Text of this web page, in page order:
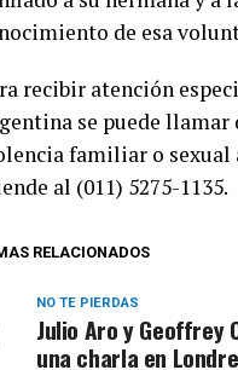
de esa
recibir atención
se puede llamar
familiar o sexual
al (011) 5275-1135.
RELACIONADOS
NO TE PIERDAS
Julio Aro y Geoffrey
una charla en